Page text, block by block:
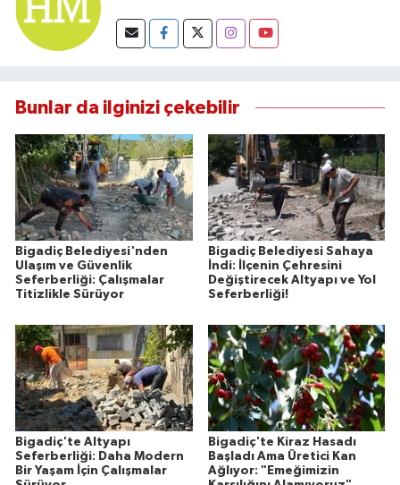
Bunlar da ilginizi çekebilir
Bigadiç Belediyesi'nden
Ulaşım ve Güvenlik
Seferberliği: Çalışmalar
Titizlikle Sürüyor
Bigadiç Belediyesi Sahaya
İndi: İlçenin Çehresini
Değiştirecek Altyapı ve Yol
Seferberliği!
Bigadiç'te Altyapı
Seferberliği: Daha Modern
Bir Yaşam İçin Çalışmalar
Bigadiç'te Kiraz Hasadı
Başladı Ama Üretici Kan
Ağlıyor: "Emeğimizin